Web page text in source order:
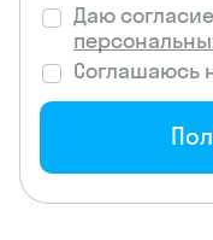
Даю
Соглашаюсь